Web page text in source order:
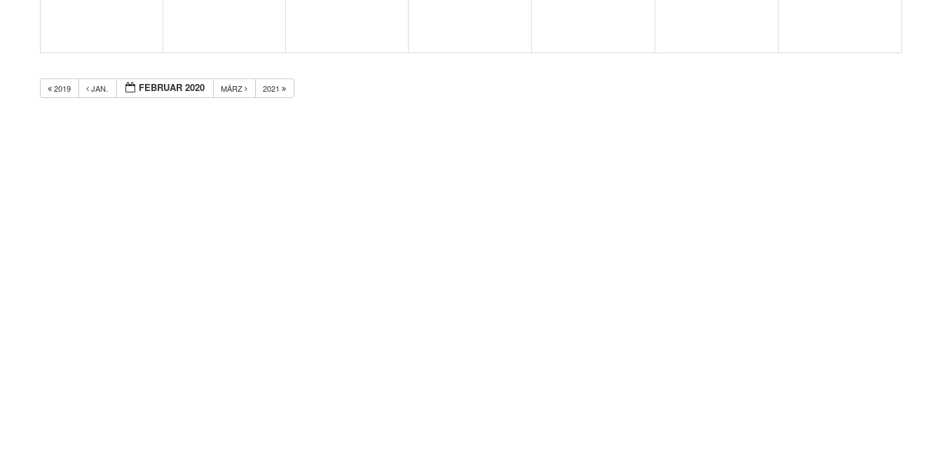
2019 JAN. FEBRUAR 2020 MÄRZ 2021